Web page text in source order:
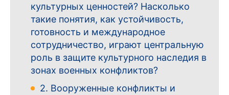
культурных ценностей? Насколько
такие понятия, как устойчивость,
готовность и международное
сотрудничество, играют центральную
роль в защите культурного наследия в
зонах военных конфликтов?
2. Вооруженные конфликты и